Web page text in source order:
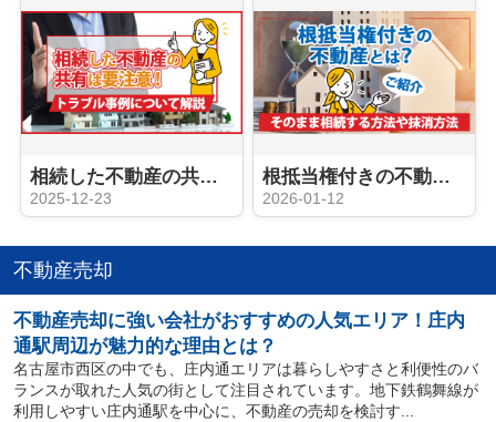
相続した不動産の共有は要注意！トラブル事例について【名古屋空き家相続不動産売却センター】が解説
2025-12-23
根抵当権付きの不動産とは？そのまま相続する方法や抹消方法をご紹介
2026-01-12
不動産売却
不動産売却に強い会社がおすすめの人気エリア！庄内
通駅周辺が魅力的な理由とは？
名古屋市西区の中でも、庄内通エリアは暮らしやすさと利便性のバ
ランスが取れた人気の街として注目されています。地下鉄鶴舞線が
利用しやすい庄内通駅を中心に、不動産の売却を検討す...